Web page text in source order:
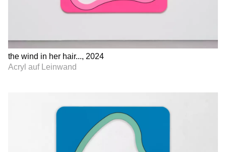
the wind in her hair..., 2024
Acryl auf Leinwand